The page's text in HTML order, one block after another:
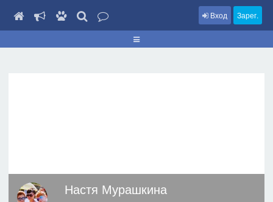
Вход Зарег.
Настя Мурашкина